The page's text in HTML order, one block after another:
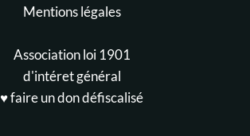
Mentions légales
Association loi 1901
d'intéret général
♥️ faire un don défiscalisé